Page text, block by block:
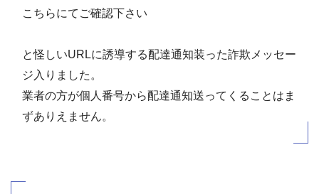
こちらにてご確認下さい
と怪しいURLに誘導する配達通知装った詐欺メッセー
ジ入りました。
業者の方が個人番号から配達通知送ってくることはま
ずありえません。